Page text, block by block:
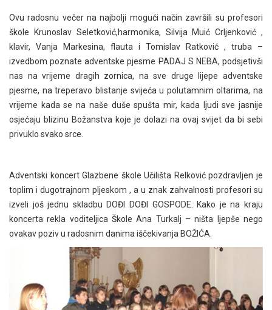
Ovu radosnu večer na najbolji mogući način završili su profesori
škole Krunoslav Seletković,harmonika, Silvija Muić Crljenković ,
klavir, Vanja Markesina, flauta i Tomislav Ratković , truba –
izvedbom poznate adventske pjesme PADAJ S NEBA, podsjetivši
nas na vrijeme dragih zornica, na sve druge lijepe adventske
pjesme, na treperavo blistanje svijeća u polutamnim oltarima, na
vrijeme kada se na naše duše spušta mir, kada ljudi sve jasnije
osjećaju blizinu Božanstva koje je dolazi na ovaj svijet da bi sebi
privuklo svako srce.
Adventski koncert Glazbene škole Učilišta Relković pozdravljen je
toplim i dugotrajnom pljeskom , a u znak zahvalnosti profesori su
izveli još jednu skladbu DOĐI DOĐI GOSPODE. Kako je na kraju
koncerta rekla voditeljica Škole Ana Turkalj – ništa ljepše nego
ovakav poziv u radosnim danima iščekivanja BOŽIĆA.